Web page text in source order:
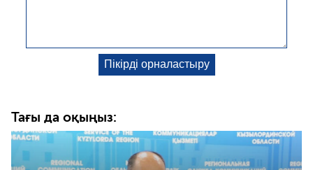
Тағы да оқыңыз: